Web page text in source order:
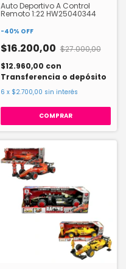
Auto Deportivo A Control
Remoto 1:22 HW25040344
-40% OFF
$16.200,00 $27.000,00
$12.960,00 con
Transferencia o depósito
6 x $2.700,00 sin interés